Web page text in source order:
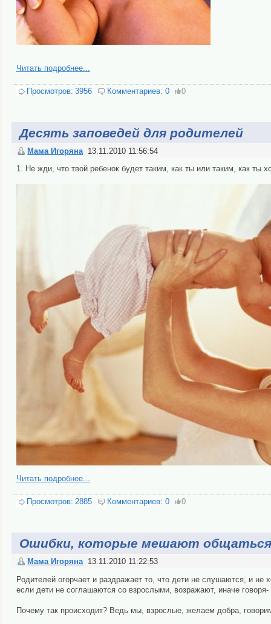
Читать подробнее...
Просмотров: 3956 Комментариев: 0 0
Десять заповедей для родителей
Мама Игоряна 13.11.2010 11:56:54
1. Не жди, что твой ребенок будет таким, как ты или таким, как ты
Читать подробнее...
Просмотров: 2885 Комментариев: 0 0
Ошибки, которые мешают
Мама Игоряна 13.11.2010 11:22:53
Родителей огорчает и раздражает то, что дети не слушаются, и
если дети не соглашаются со взрослыми, возражают, иначе говоря-
Почему так происходит? Ведь мы, взрослые, желаем добра,